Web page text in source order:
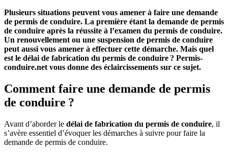
Plusieurs situations peuvent vous amener à faire une demande
de permis de conduire. La première étant la demande de permis
de conduire après la réussite à l’examen du permis de conduire.
Un renouvellement ou une suspension de permis de conduire
peut aussi vous amener à effectuer cette démarche. Mais quel
est le délai de fabrication du permis de conduire ? Permis-
conduire.net vous donne des éclaircissements sur ce sujet.
Comment faire une demande de permis
de conduire ?
Avant d’aborder le délai de fabrication du permis de conduire, il
s’avère essentiel d’évoquer les démarches à suivre pour faire la
demande de permis de conduire.